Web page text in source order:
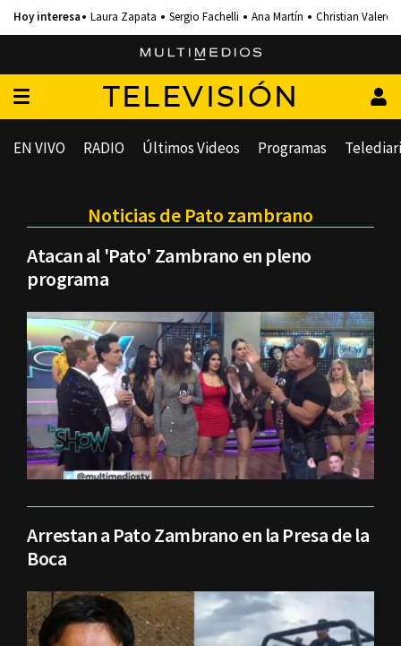
Laura Zapata Sergio Fachelli Ana Martín Christian Valero
TELEVISIÓN
EN VIVO RADIO Últimos Videos Programas
Noticias de Pato zambrano
Atacan al 'Pato' Zambrano en pleno
programa
Arrestan a Pato Zambrano en la Presa de la
Boca